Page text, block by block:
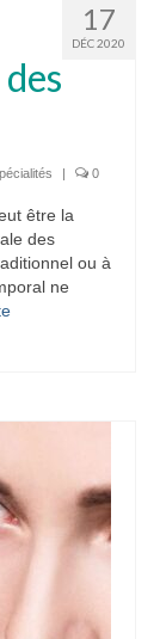
17
DÉC 2020
| 0
être la
des
ou à
ne